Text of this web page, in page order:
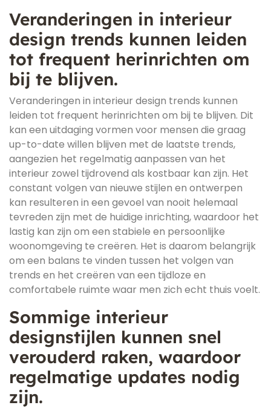
Veranderingen in interieur
design trends kunnen leiden
tot frequent herinrichten om
bij te blijven.
Veranderingen in interieur design trends kunnen
leiden tot frequent herinrichten om bij te blijven. Dit
kan een uitdaging vormen voor mensen die graag
up-to-date willen blijven met de laatste trends,
aangezien het regelmatig aanpassen van het
interieur zowel tijdrovend als kostbaar kan zijn. Het
constant volgen van nieuwe stijlen en ontwerpen
kan resulteren in een gevoel van nooit helemaal
tevreden zijn met de huidige inrichting, waardoor het
lastig kan zijn om een stabiele en persoonlijke
woonomgeving te creëren. Het is daarom belangrijk
om een balans te vinden tussen het volgen van
trends en het creëren van een tijdloze en
comfortabele ruimte waar men zich echt thuis voelt.
Sommige interieur
designstijlen kunnen snel
verouderd raken, waardoor
regelmatige updates nodig
zijn.